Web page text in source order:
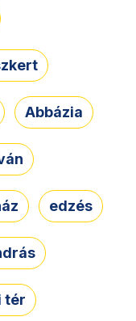
Abbázia
edzés
tér